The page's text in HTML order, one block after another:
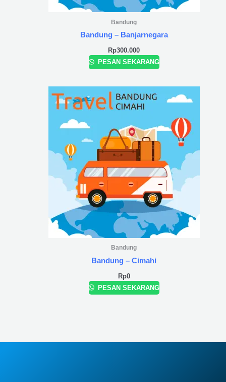
Bandung
Bandung – Banjarnegara
Rp300.000
PESAN SEKARANG
Bandung
Bandung – Cimahi
Rp0
PESAN SEKARANG